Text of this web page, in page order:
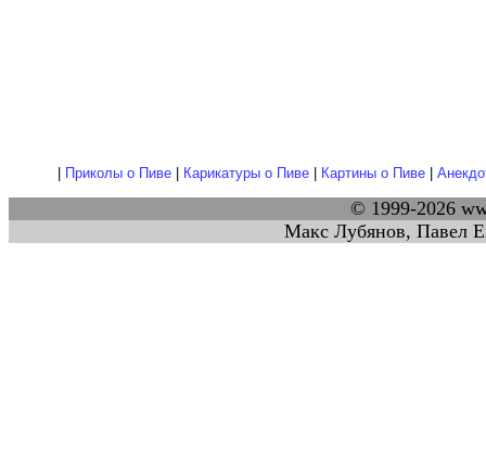
Приколы о Пиве| Карикатуры о Пиве| Картины о Пиве
© 1999-2026
Макс Лубянов, Павел